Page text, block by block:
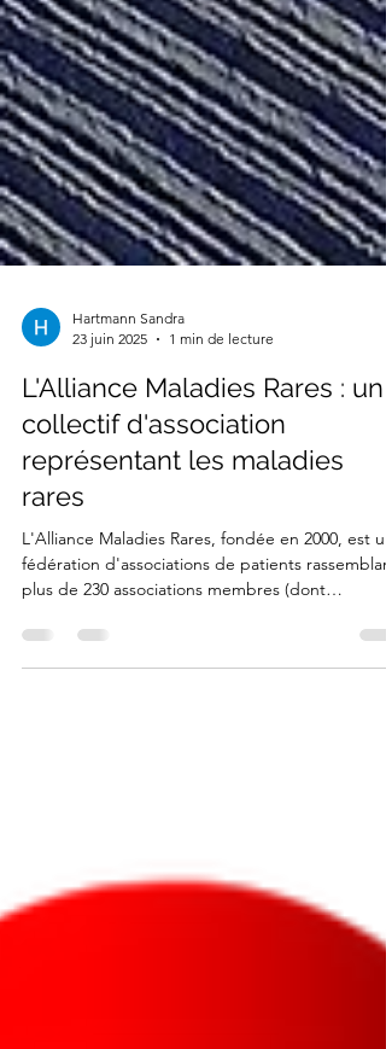
23 juin 2025
1 min de lecture
L'Alliance Maladies Rares : un
collectif d'association
représentant les maladies
rares
L'Alliance Maladies Rares, fondée en 2000, est
fédération d'associations de patients rassemblant
plus de 230 associations membres (dont